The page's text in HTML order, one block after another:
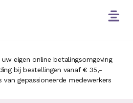
eigen online betalingsomgeving
bij bestellingen vanaf € 35,-
van gepassioneerde medewerkers